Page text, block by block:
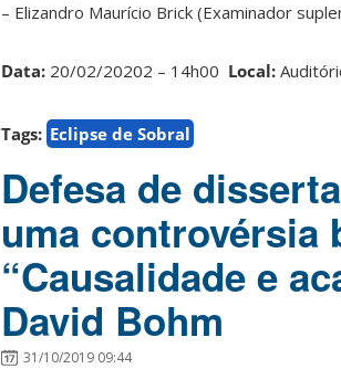
– Elizandro Maurício Brick (Examinador
Data: 20/02/20202 – 14h00 Local:
Tags: Eclipse de Sobral
Defesa de
uma controvérsia
“Causalidade e
David Bohm
31/10/2019 09:44